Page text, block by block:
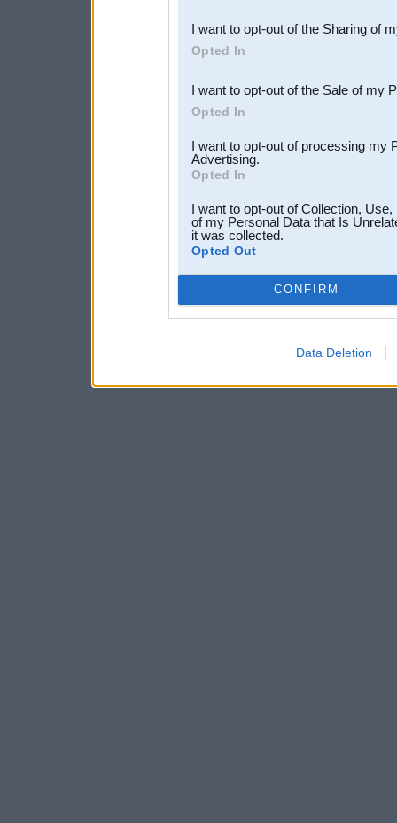
Downstream Participants
third parties.
I want to opt-out of the Sharing of
Opted In
I want to opt-out of the Sale of my
Opted In
I want to opt-out of processing my
Advertising.
Opted In
I want to opt-out of Collection,
of my Personal Data that Is
it was collected.
Opted Out
CONFIRM
Data Deletion